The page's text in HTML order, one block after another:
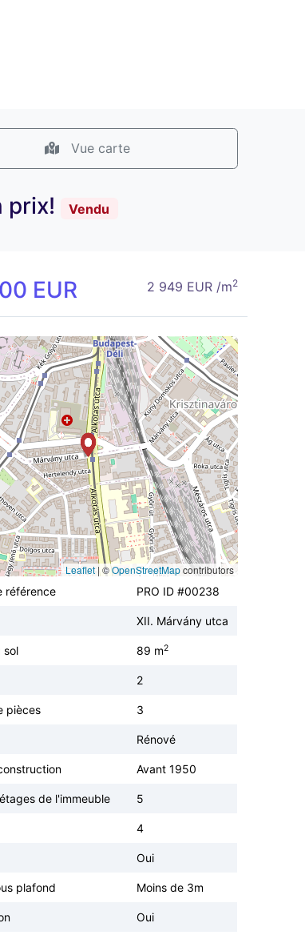
Vue carte
prix!
Vendu
EUR 2 949 EUR /m2
Leaflet | ©OpenStreetMapcontributors
référence
PRO ID #00238
XII. Márvány utca
sol 89 m2
2
pièces 3
Rénové
Avant 1950
de l'immeuble 5
4
Oui
plafond Moins de 3m
Oui